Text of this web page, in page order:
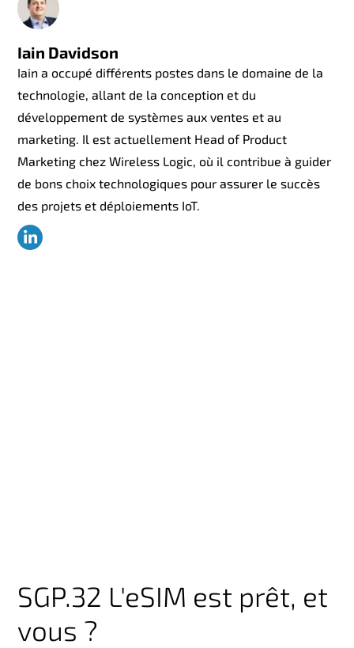
Iain Davidson
Iain a occupé différents postes dans le domaine de la
technologie, allant de la conception et du
développement de systèmes aux ventes et au
marketing. Il est actuellement Head of Product
Marketing chez Wireless Logic, où il contribue à guider
de bons choix technologiques pour assurer le succès
des projets et déploiements IoT.
SGP.32 L'eSIM est prêt, et
vous ?